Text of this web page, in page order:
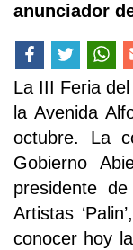
anunciador
La III Feria
la Avenida
octubre. La
Gobierno
presidente
Artistas
conocer hoy